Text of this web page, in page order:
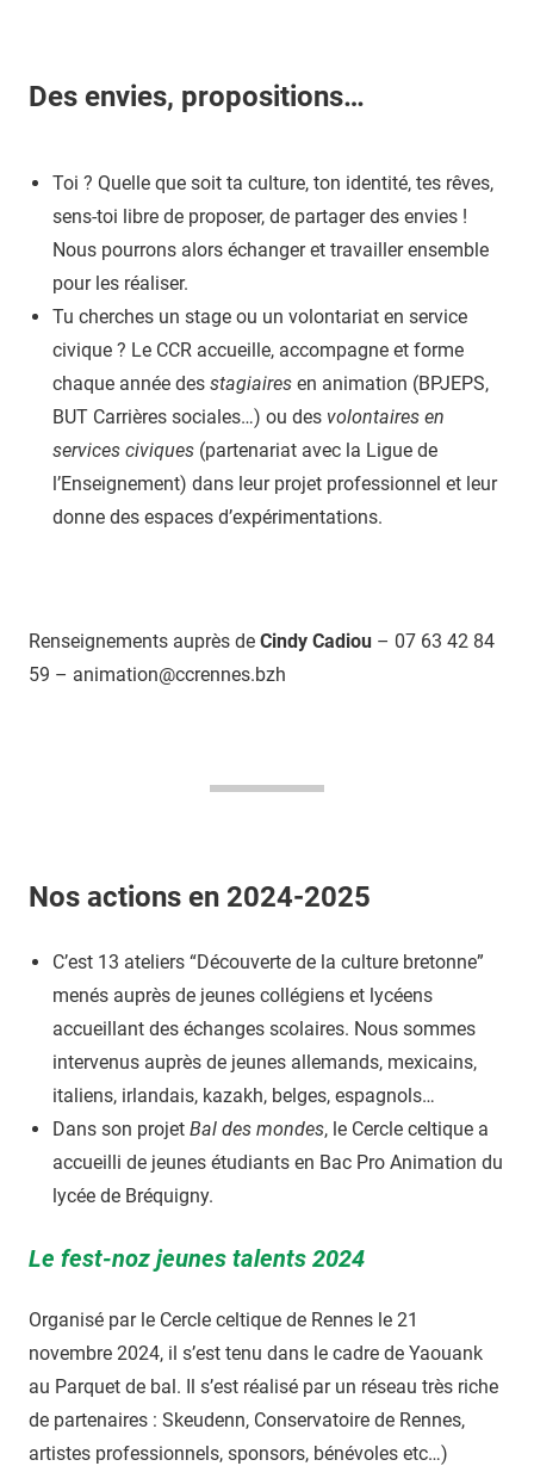
Des envies, propositions…
Toi ? Quelle que soit ta culture, ton identité, tes rêves,
sens-toi libre de proposer, de partager des envies !
Nous pourrons alors échanger et travailler ensemble
pour les réaliser.
Tu cherches un stage ou un volontariat en service
civique ? Le CCR accueille, accompagne et forme
chaque année des stagiaires en animation (BPJEPS,
BUT Carrières sociales…) ou des volontaires en
services civiques (partenariat avec la Ligue de
l’Enseignement) dans leur projet professionnel et leur
donne des espaces d’expérimentations.
Renseignements auprès de Cindy Cadiou – 07 63 42 84
59 – animation@ccrennes.bzh
Nos actions en 2024-2025
C’est 13 ateliers “Découverte de la culture bretonne”
menés auprès de jeunes collégiens et lycéens
accueillant des échanges scolaires. Nous sommes
intervenus auprès de jeunes allemands, mexicains,
italiens, irlandais, kazakh, belges, espagnols…
Dans son projet Bal des mondes, le Cercle celtique a
accueilli de jeunes étudiants en Bac Pro Animation du
lycée de Bréquigny.
Le fest-noz jeunes talents 2024
Organisé par le Cercle celtique de Rennes le 21
novembre 2024, il s’est tenu dans le cadre de Yaouank
au Parquet de bal. Il s’est réalisé par un réseau très riche
de partenaires : Skeudenn, Conservatoire de Rennes,
artistes professionnels, sponsors, bénévoles etc…)